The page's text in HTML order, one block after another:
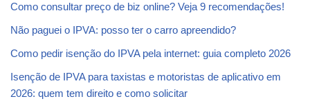
Como consultar preço de biz online? Veja 9 recomendações!
Não paguei o IPVA: posso ter o carro apreendido?
Como pedir isenção do IPVA pela internet: guia completo 2026
Isenção de IPVA para taxistas e motoristas de aplicativo em
2026: quem tem direito e como solicitar